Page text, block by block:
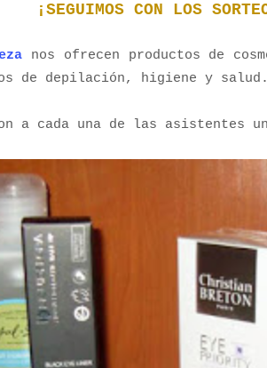
¡SEGUIMOS CON LOS
nos ofrecen productos de
de depilación, higiene y salud.
a cada una de las asistentes